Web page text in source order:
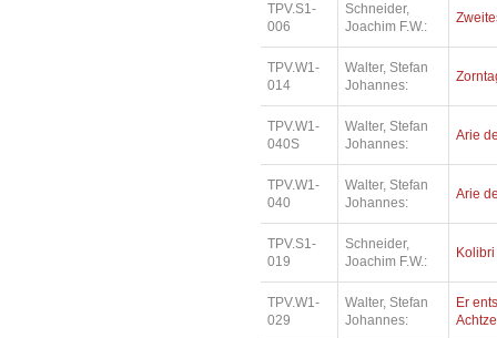
TPV.S1-
006
Schneider,
Joachim F.W.:
TPV.W1-
014
Walter, Stefan
Johannes:
TPV.W1-
040S
Walter, Stefan
Johannes:
Arie
TPV.W1-
040
Walter, Stefan
Johannes:
Arie
TPV.S1-
019
Schneider,
Joachim F.W.:
Kolibri
TPV.W1-
029
Walter, Stefan
Johannes:
Er